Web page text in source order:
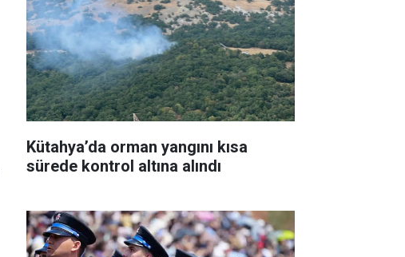
Kütahya’da orman yangını kısa
sürede kontrol altına alındı